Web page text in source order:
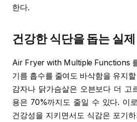
한다.
건강한 식단을 돕는 실
Air Fryer with Multiple Functions
기름 흡수를 줄여도 바삭함을 유지
감자나 닭가슴살은 오븐보다 더 고
용은 70%까지도 줄일 수 있다. 이
건강성을 지키면서도 식감은 포기